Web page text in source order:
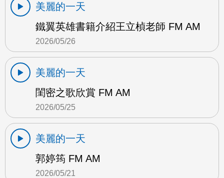
美麗的一天
鐵翼英雄書籍介紹王立楨老師 FM AM
2026/05/26
美麗的一天
閨密之歌欣賞 FM AM
2026/05/25
美麗的一天
郭婷筠 FM AM
2026/05/21